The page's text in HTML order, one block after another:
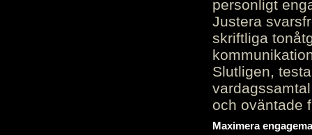
personligt
Justera
skriftliga
Slutligen,
och oväntade
Maximera